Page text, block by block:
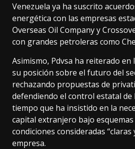
Venezuela ya ha suscrito
energética con las empresas
Overseas Oil Company y
con grandes petroleras como
Asimismo, Pdvsa ha reiterado en
su posición sobre el futuro del
rechazando propuestas de
defendiendo el control estatal de
tiempo que ha insistido en la
capital extranjero bajo
condiciones consideradas “claras
empresa.